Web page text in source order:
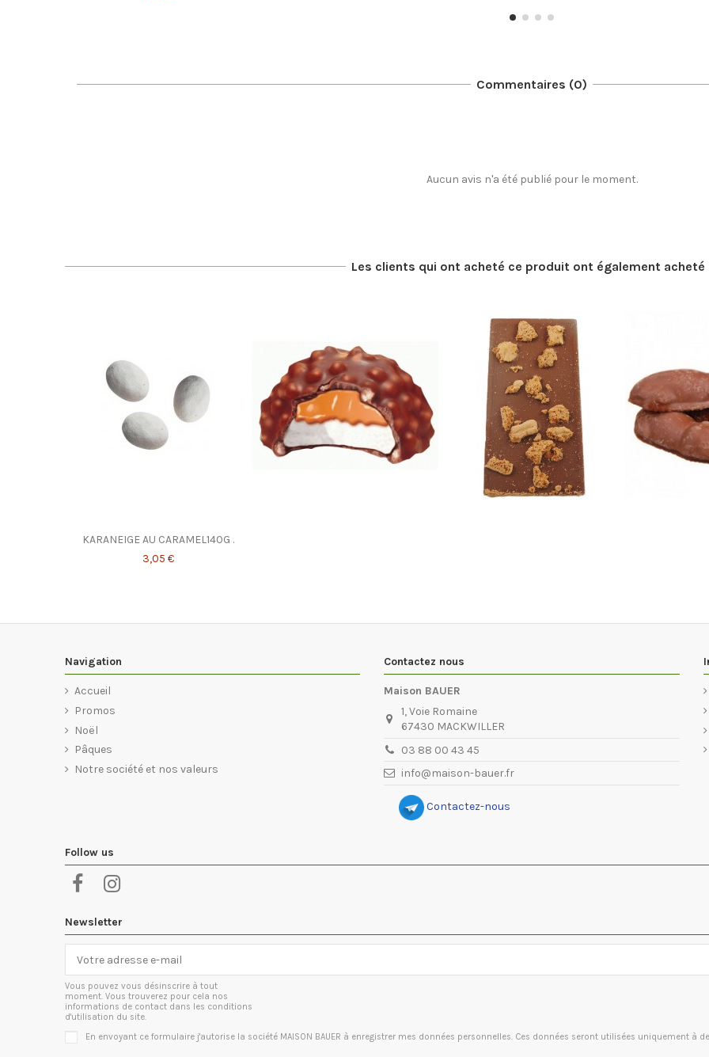
Commentaires (0)
Aucun avis n'a été publié pour le moment.
Les clients qui ont acheté ce produit ont également acheté
KARANEIGE AU CARAMEL140G .
3,05 €
Navigation
Accueil
Promos
Noël
Pâques
Notre société et nos valeurs
Contactez nous
Maison BAUER
1, Voie Romaine
67430 MACKWILLER
03 88 00 43 45
info@maison-bauer.fr
Contactez-nous
Follow us
Newsletter
Vous pouvez vous désinscrire à tout
moment. Vous trouverez pour cela nos
informations de contact dans les conditions
d'utilisation du site.
En envoyant ce formulaire j'autorise la société MAISON BAUER à enregistrer mes données personnelles. Ces données seront utilisées uniquement à